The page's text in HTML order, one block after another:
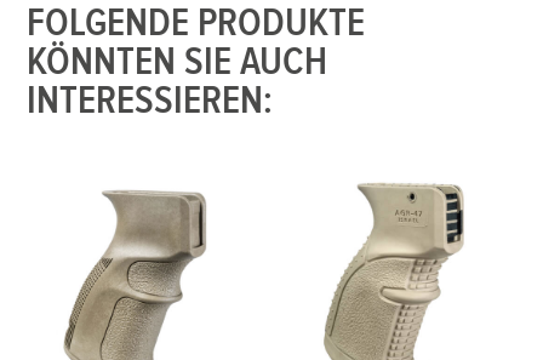
FOLGENDE PRODUKTE
KÖNNTEN SIE AUCH
INTERESSIEREN: